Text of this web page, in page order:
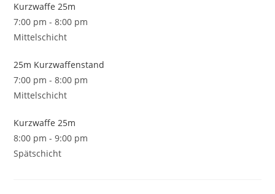
Kurzwaffe 25m
7:00 pm -8:00 pm
Mittelschicht
25m Kurzwaffenstand
7:00 pm -8:00 pm
Mittelschicht
Kurzwaffe 25m
8:00 pm -9:00 pm
Spätschicht